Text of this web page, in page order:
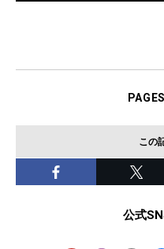
PAGES
この
公式